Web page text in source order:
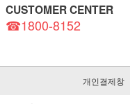
CUSTOMER CENTER
☎1800-8152
개인결제창